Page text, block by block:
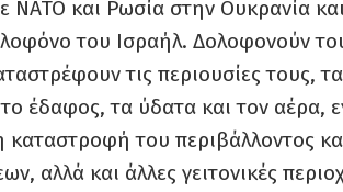
ΝΑΤΟ και Ρωσία στην Ουκρανία
του Ισραήλ. Δολοφονούν
τις περιουσίες τους,
έδαφος, τα ύδατα και τον αέρα,
καταστροφή του περιβάλλοντος
αλλά και άλλες γειτονικές